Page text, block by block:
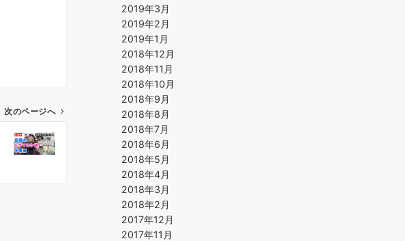
次のページへ
2019年3月
2019年2月
2019年1月
2018年12月
2018年11月
2018年10月
2018年9月
2018年8月
2018年7月
2018年6月
2018年5月
2018年4月
2018年3月
2018年2月
2017年12月
2017年11月